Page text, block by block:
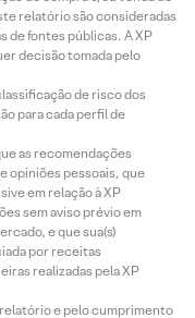
relatório são consideradas
de fontes públicas. A XP
decisão tomada pelo
de risco dos
para cada perfil de
as recomendações
opiniões pessoais, que
em relação à XP
sem aviso prévio em
e que sua(s)
por receitas
realizadas pela XP
e pelo cumprimento